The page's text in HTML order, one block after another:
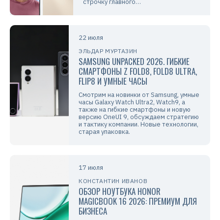
строчку главного…
22 июля
ЭЛЬДАР МУРТАЗИН
SAMSUNG UNPACKED 2026. ГИБКИЕ
СМАРТФОНЫ Z FOLD8, FOLD8 ULTRA,
FLIP8 И УМНЫЕ ЧАСЫ
Смотрим на новинки от Samsung, умные
часы Galaxy Watch Ultra2, Watch9, а
также на гибкие смартфоны и новую
версию OneUI 9, обсуждаем стратегию
и тактику компании. Новые технологии,
старая упаковка.
17 июля
КОНСТАНТИН ИВАНОВ
ОБЗОР НОУТБУКА HONOR
MAGICBOOK 16 2026: ПРЕМИУМ ДЛЯ
БИЗНЕСА